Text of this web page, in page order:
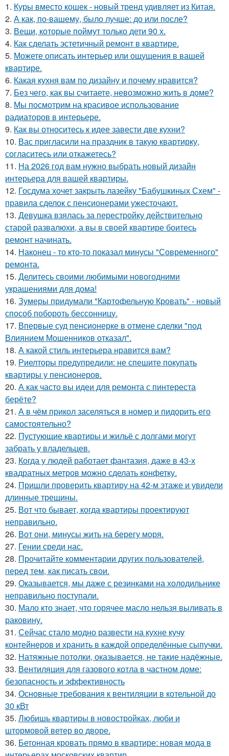
1. Куры вместо кошек - новый тренд удивляет из Китая.
2. А как, по-вашему, было лучше: до или после?
3. Вещи, которые поймут только дети 90 х.
4. Как сделать эстетичный ремонт в квартире.
5. Можете описать интерьер или ощущения в вашей
квартире.
6. Какая кухня вам по дизайну и почему нравится?
7. Без чего, как вы считаете, невозможно жить в доме?
8. Мы посмотрим на красивое использование
радиаторов в интерьере.
9. Как вы относитесь к идее завести две кухни?
10. Вас пригласили на праздник в такую квартирку,
согласитесь или откажетесь?
11. На 2026 год вам нужно выбрать новый дизайн
интерьера для вашей квартиры.
12. Госдума хочет закрыть лазейку "Бабушкиных Схем" -
правила сделок с пенсионерами ужесточают.
13. Девушка взялась за перестройку действительно
старой развалюхи, а вы в своей квартире боитесь
ремонт начинать.
14. Наконец - то кто-то показал минусы "Современного"
ремонта.
15. Делитесь своими любимыми новогодними
украшениями для дома!
16. Зумеры придумали "Картофельную Кровать" - новый
способ побороть бессонницу.
17. Впервые суд пенсионерке в отмене сделки "под
Влиянием Мошенников отказал".
18. А какой стиль интерьера нравится вам?
19. Риелторы предупредили: не спешите покупать
квартиры у пенсионеров.
20. А как часто вы идеи для ремонта с пинтереста
берёте?
21. А в чём прикол заселяться в номер и пидорить его
самостоятельно?
22. Пустующие квартиры и жильё с долгами могут
забрать у владельцев.
23. Когда у людей работает фантазия, даже в 43-х
квадратных метров можно сделать конфетку.
24. Пришли проверить квартиру на 42-м этаже и увидели
длинные трещины.
25. Вот что бывает, когда квартиры проектируют
неправильно.
26. Вот они, минусы жить на берегу моря.
27. Гении среди нас.
28. Прочитайте комментарии других пользователей,
перед тем, как писать свои.
29. Оказывается, мы даже с резинками на холодильнике
неправильно поступали.
30. Мало кто знает, что горячее масло нельзя выливать в
раковину.
31. Сейчас стало модно развести на кухне кучу
контейнеров и хранить в каждой определённые сыпучки.
32. Натяжные потолки, оказывается, не такие надёжные.
33. Вентиляция для газового котла в частном доме:
безопасность и эффективность
34. Основные требования к вентиляции в котельной до
30 кВт
35. Любишь квартиры в новостройках, люби и
штормовой ветер во дворе.
36. Бетонная кровать прямо в квартире: новая мода в